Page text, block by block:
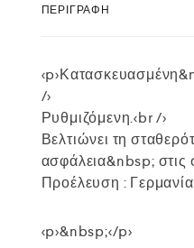
ΠΕΡΙΓΡΑΦΉ
/>
Ρυθμιζόμενη.<br />
Βελτιώνει τη
ασφάλεια&nbsp; στις
Προέλευση :
<p>&nbsp;</p>